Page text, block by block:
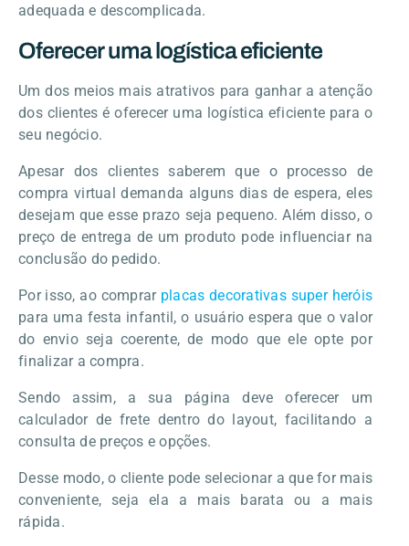
adequada e descomplicada.
Oferecer uma logística eficiente
Um dos meios mais atrativos para ganhar a atenção
dos clientes é oferecer uma logística eficiente para o
seu negócio.
Apesar dos clientes saberem que o processo de
compra virtual demanda alguns dias de espera, eles
desejam que esse prazo seja pequeno. Além disso, o
preço de entrega de um produto pode influenciar na
conclusão do pedido.
Por isso, ao comprar placas decorativas super heróis
para uma festa infantil, o usuário espera que o valor
do envio seja coerente, de modo que ele opte por
finalizar a compra.
Sendo assim, a sua página deve oferecer um
calculador de frete dentro do layout, facilitando a
consulta de preços e opções.
Desse modo, o cliente pode selecionar a que for mais
conveniente, seja ela a mais barata ou a mais
rápida.